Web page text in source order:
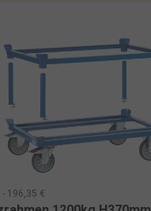
196,35 €